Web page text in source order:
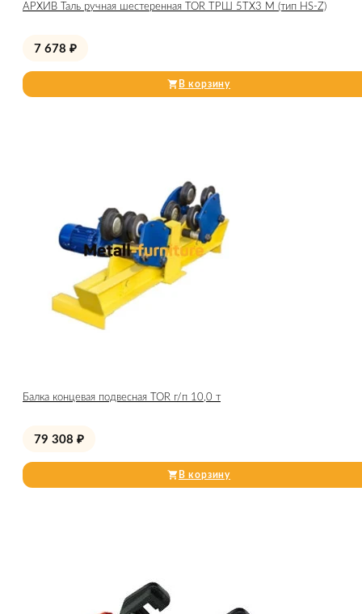
АРХИВ Таль ручная шестеренная TOR ТРШ 5ТХ3 М (тип HS-Z)
7 678 ₽
В корзину
Балка концевая подвесная TOR г/п 10,0 т
79 308 ₽
В корзину